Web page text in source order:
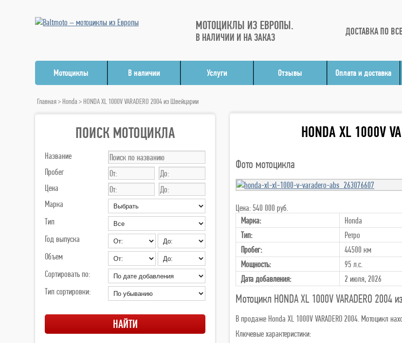
МОТОЦИКЛЫ ИЗ ЕВРОПЫ.
В НАЛИЧИИ И НА ЗАКАЗ
ДОСТАВКА ПО
Мотоциклы В наличии Услуги Отзывы Оплата и доставка
Главная> Honda > HONDA XL 1000V VARADERO 2004 из Швейцарии
HONDA XL 1000V
Фото мотоцикла
Цена: 540 000 руб.
Марка:
Honda
Тип:
Ретро
Пробег:
44500 км
Мощность:
95 л.с.
Дата добавления:
2 июля, 2026
Мотоцикл HONDA XL 1000V VARADERO 2004
В продаже Honda XL 1000V VARADERO 2004. Мотоцикл
Ключевые характеристики:
ПОИСК МОТОЦИКЛА
Название
Пробег
Цена
Марка
Тип
Год выпуска
Объем
Сортировать по:
Тип сортировки: